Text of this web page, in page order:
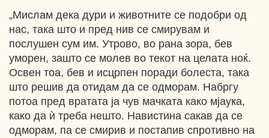
„Мислам дека дури и животните се подобри од
нас, така што и пред нив се смирувам и
послушен сум им. Утрово, во рана зора, бев
уморен, зашто се молев во текот на целата ноќ.
Освен тоа, бев и исцрпен поради болеста, така
што решив да отидам да се одморам. Набргу
потоа пред вратата ја чув мачката како мјаука,
како да ѝ треба нешто. Навистина сакав да се
одморам, па се смирив и постапив спротивно на